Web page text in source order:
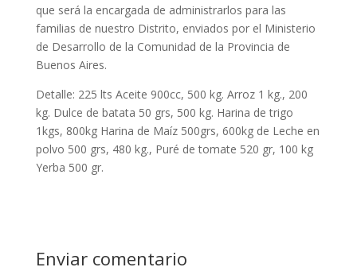
que será la encargada de administrarlos para las
familias de nuestro Distrito, enviados por el Ministerio
de Desarrollo de la Comunidad de la Provincia de
Buenos Aires.
Detalle: 225 lts Aceite 900cc, 500 kg. Arroz 1 kg., 200
kg. Dulce de batata 50 grs, 500 kg. Harina de trigo
1kgs, 800kg Harina de Maíz 500grs, 600kg de Leche en
polvo 500 grs, 480 kg., Puré de tomate 520 gr, 100 kg
Yerba 500 gr.
Enviar comentario